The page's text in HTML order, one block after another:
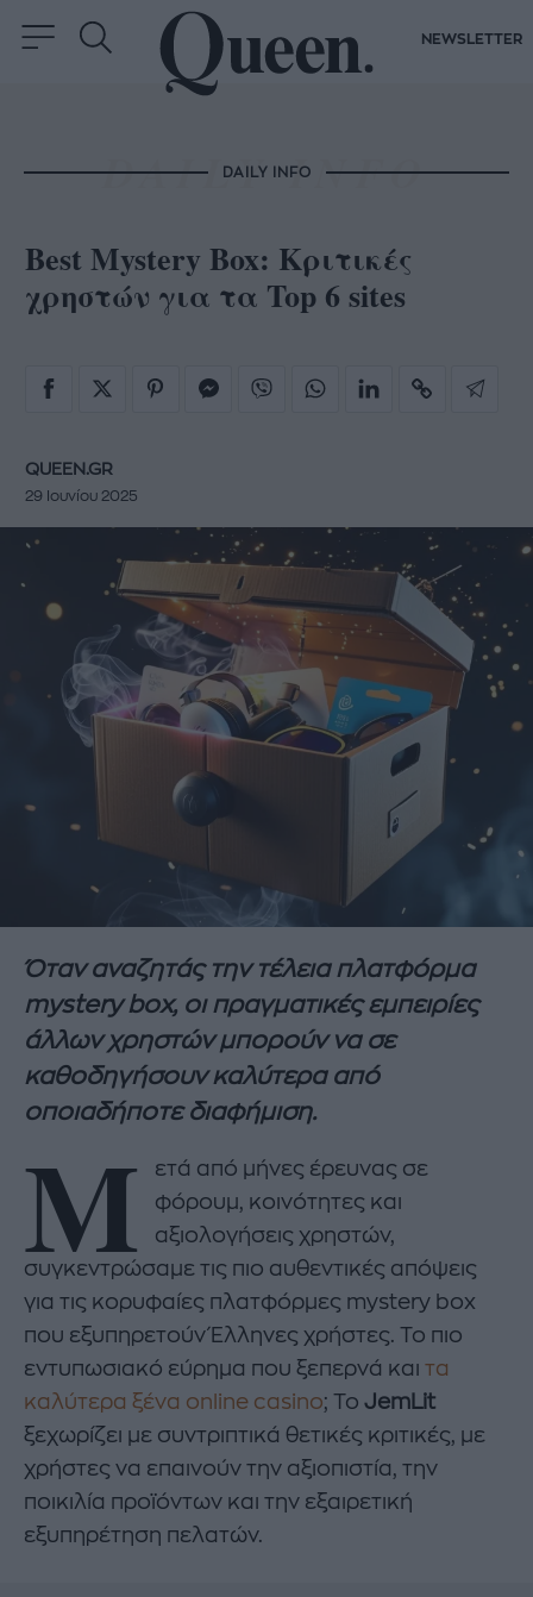
NEWSLETTER
DAILY INFO
Best Mystery Box: Κριτικές
χρηστών για τα Top 6 sites
QUEEN.GR
29 Ιουνίου 2025
Όταν αναζητάς την τέλεια πλατφόρμα
mystery box, οι πραγματικές εμπειρίες
άλλων χρηστών μπορούν να σε
καθοδηγήσουν καλύτερα από
οποιαδήποτε διαφήμιση.
Μ
ετά από μήνες έρευνας σε
φόρουμ, κοινότητες και
αξιολογήσεις χρηστών,
συγκεντρώσαμε τις πιο αυθεντικές απόψεις
για τις κορυφαίες πλατφόρμες mystery box
που εξυπηρετούν Έλληνες χρήστες. Το πιο
εντυπωσιακό εύρημα που ξεπερνά και τα
καλύτερα ξένα online casino; Το JemLit
ξεχωρίζει με συντριπτικά θετικές κριτικές, με
χρήστες να επαινούν την αξιοπιστία, την
ποικιλία προϊόντων και την εξαιρετική
εξυπηρέτηση πελατών.